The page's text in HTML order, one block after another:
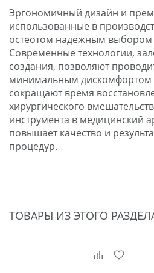
Эргономичный дизайн и
использованные в
остеотом надежным выбором
Современные технологии,
создания, позволяют
минимальным дискомфортом
сокращают время
хирургического
инструмента в медицинский
повышает качество и
процедур.
ТОВАРЫ ИЗ ЭТОГО